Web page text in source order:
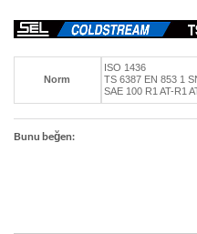
Norm
ISO 1436
TS 6387 EN 853 1
SAE 100 R1 AT-R1
Bunu beğen: